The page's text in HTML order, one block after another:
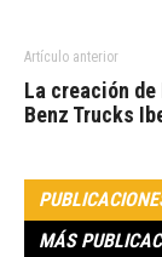
Artículo anterior
La creación
Benz Trucks
MÁS